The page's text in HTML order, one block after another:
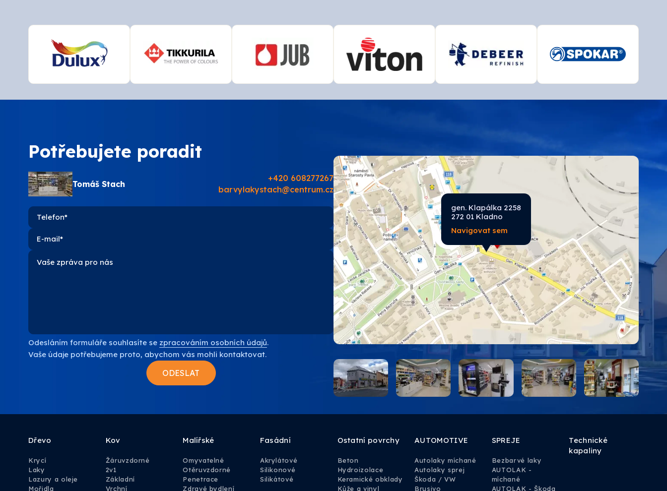
Potřebujete poradit
Tomáš Stach
+420 608277267
barvylakystach@centrum.cz
Odesláním formuláře souhlasíte se zpracováním osobních údajů.
Vaše údaje potřebujeme proto, abychom vás mohli kontaktovat.
gen. Klapálka 2258
272 01 Kladno
Navigovat sem
Dřevo
Krycí
Laky
Lazury a oleje
Mořidla
Kov
Žáruvzdorné
2v1
Základní
Vrchní
Malířské
Omyvatelné
Otěruvzdorné
Penetrace
Zdravé bydlení
Fasádní
Akrylátové
Silikonové
Silikátové
Ostatní povrchy
Beton
Hydroizolace
Keramické obklady
Kůže a vinyl
AUTOMOTIVE
Autolaky míchané
Autolaky sprej
Škoda / VW
Brusivo
SPREJE
Bezbarvé laky
AUTOLAK -
míchané
AUTOLAK - Škoda
Technické
kapaliny